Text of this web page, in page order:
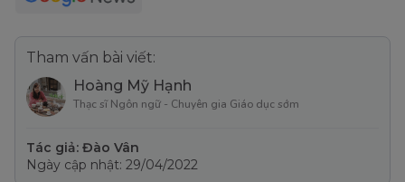
Tham vấn bài viết:
Hoàng Mỹ Hạnh
Thạc sĩ Ngôn ngữ - Chuyên gia Giáo dục sớm
Tác giả: Đào Vân
Ngày cập nhật: 29/04/2022